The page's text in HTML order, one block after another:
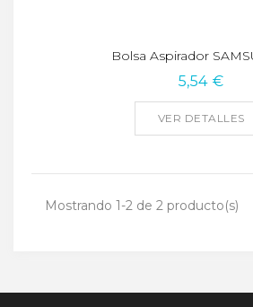
Bolsa Aspirador
5,54 €
VER DETALLES
Mostrando 1-2 de 2 producto(s)